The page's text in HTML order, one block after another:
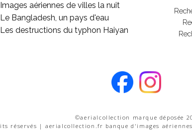
Images aériennes de villes la nuit
Le Bangladesh, un pays d'eau
Les destructions du typhon Haiyan
©aerialcollection marque déposée
réservés | aerialcollection.fr banque d'images